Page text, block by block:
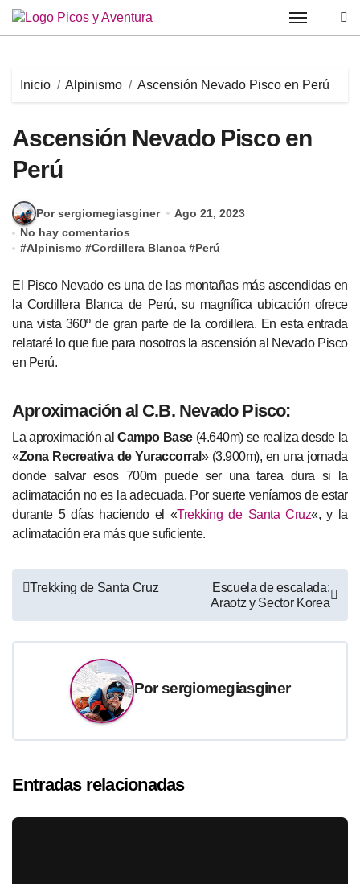
Saltar
Inicio Alpinismo Ascensión Nevado Pisco en Perú
Ascensión Nevado Pisco en
Perú
Por sergiomegiasginer
Ago 21, 2023
No hay comentarios
#Alpinismo #Cordillera Blanca #Perú
El Pisco Nevado es una de las montañas más ascendidas en
la Cordillera Blanca de Perú, su magnífica ubicación ofrece
una vista 360º de gran parte de la cordillera. En esta entrada
relataré lo que fue para nosotros la ascensión al Nevado Pisco
en Perú.
Aproximación al C.B. Nevado Pisco:
La aproximación alCampo Base(4.640m) se realiza desde la
«Zona Recreativa de Yuraccorral» (3.900m), en una jornada
donde salvar esos 700m puede ser una tarea dura si la
aclimatación no es la adecuada. Por suerte veníamos de estar
durante 5 días haciendo el «Trekking de Santa Cruz«, y la
aclimatación era más que suficiente.
Navegación
entradas
Trekking de Santa Cruz
Escuela de escalada:
Araotz y Sector Korea
Porsergiomegiasginer
Entradas relacionadas